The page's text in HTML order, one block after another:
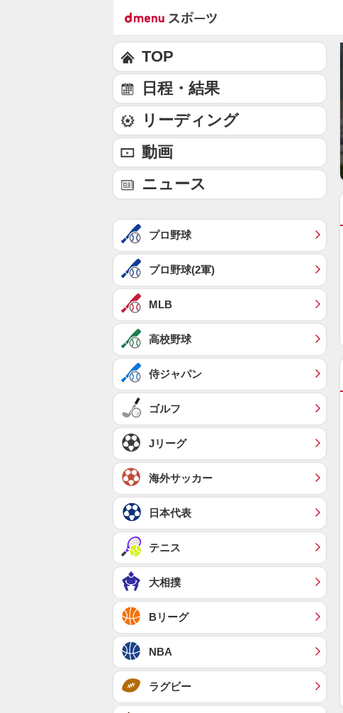
TOP
日程・結果
リーディング
動画
ニュース
プロ野球
プロ野球(2軍)
MLB
高校野球
侍ジャパン
ゴルフ
Jリーグ
海外サッカー
日本代表
テニス
大相撲
Bリーグ
NBA
ラグビー